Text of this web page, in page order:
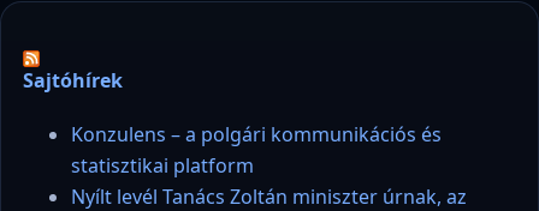
Sajtóhírek
Konzulens – a polgári kommunikációs és
statisztikai platform
Nyílt levél Tanács Zoltán miniszter úrnak, az